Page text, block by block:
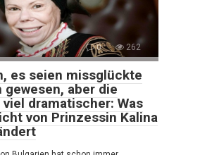
0 262
es seien missglückte
gewesen, aber die
dramatischer: Was
von Prinzessin Kalina